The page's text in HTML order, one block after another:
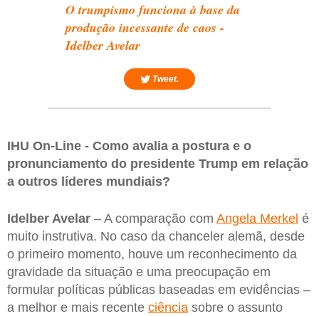
O trumpismo funciona à base da
produção incessante de caos -
Idelber Avelar
Tweet.
IHU On-Line - Como avalia a postura e o
pronunciamento do presidente Trump em relação
a outros líderes mundiais?
Idelber Avelar – A comparação com Angela Merkel é
muito instrutiva. No caso da chanceler alemã, desde
o primeiro momento, houve um reconhecimento da
gravidade da situação e uma preocupação em
formular políticas públicas baseadas em evidências –
a melhor e mais recente ciência sobre o assunto